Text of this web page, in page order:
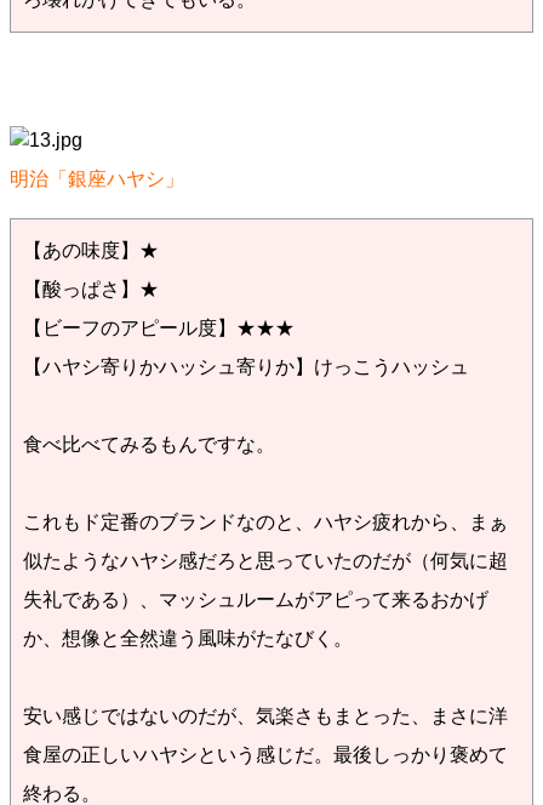
明治「銀座ハヤシ」
【あの味度】★
【酸っぱさ】★
【ビーフのアピール度】★★★
【ハヤシ寄りかハッシュ寄りか】けっこうハッシュ
食べ比べてみるもんですな。
これもド定番のブランドなのと、ハヤシ疲れから、まぁ
似たようなハヤシ感だろと思っていたのだが（何気に超
失礼である）、マッシュルームがアピって来るおかげ
か、想像と全然違う風味がたなびく。
安い感じではないのだが、気楽さもまとった、まさに洋
食屋の正しいハヤシという感じだ。最後しっかり褒めて
終わる。